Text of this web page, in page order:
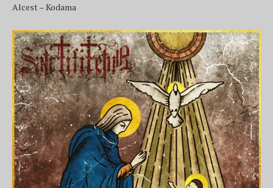
Alcest – Kodama